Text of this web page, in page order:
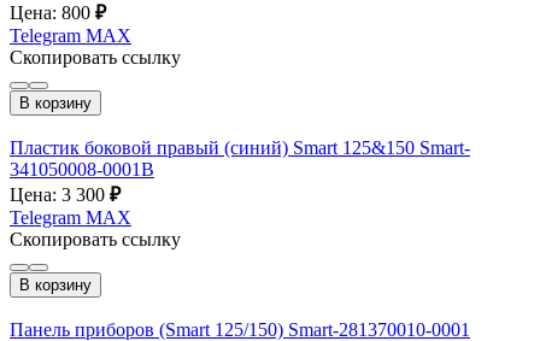
Цена: 800 ₽
Telegram MAX
Скопировать ссылку
В корзину
Пластик боковой правый (синий) Smart 125&150 Smart-
341050008-0001B
Цена: 3 300 ₽
Telegram MAX
Скопировать ссылку
В корзину
Панель приборов (Smart 125/150) Smart-281370010-0001